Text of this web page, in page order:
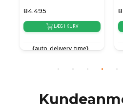
84.495
LÆG I KURV
{auto_delivery_time}